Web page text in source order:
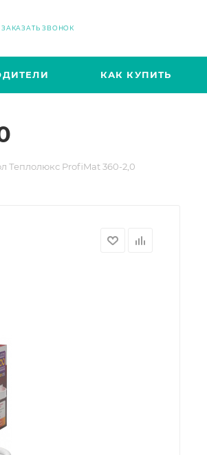
ЗАКАЗАТЬ ЗВОНОК
КАК КУПИТЬ
Теплолюкс ProfiMat 360-2,0